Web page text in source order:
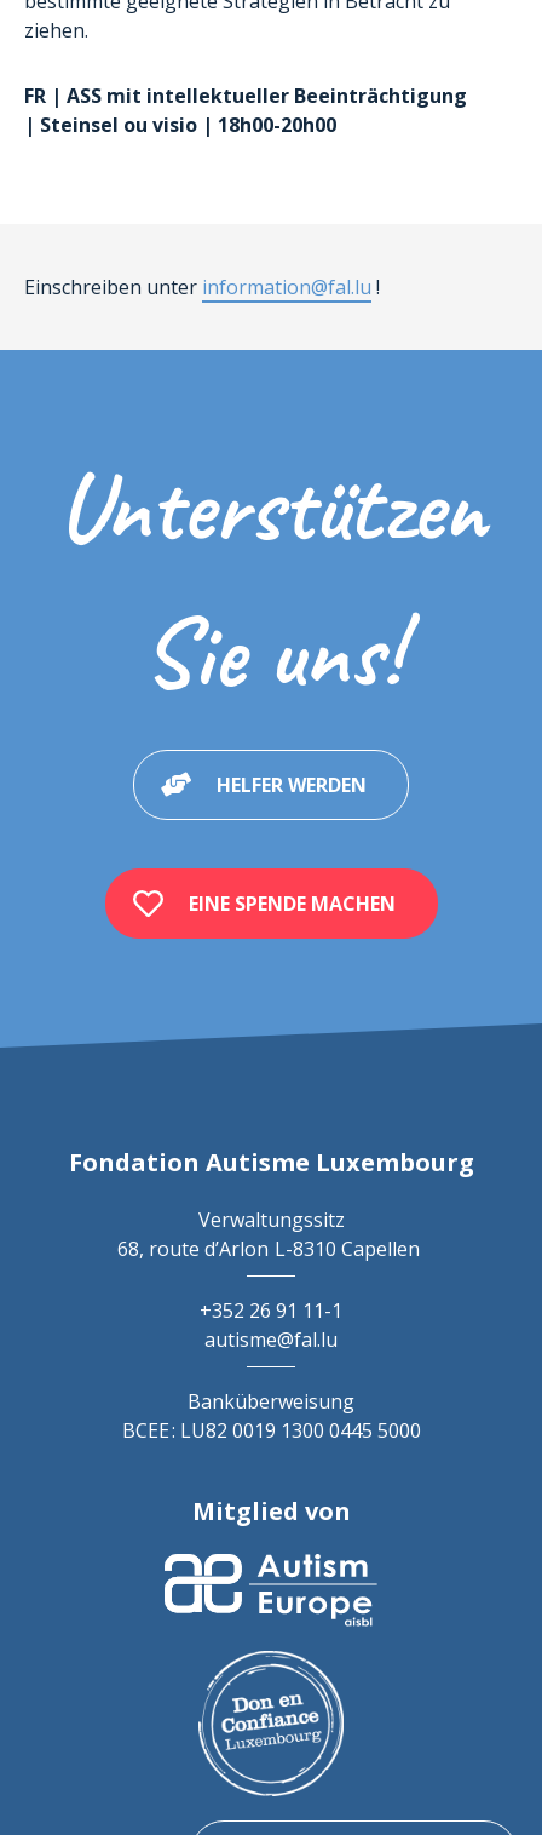
ziehen.
FR | ASS mit intellektueller Beeinträchtigung
| Steinsel ou visio | 18h00-20h00
Einschreiben unter information@fal.lu !
Unterstützen
Sie uns!
HELFER WERDEN
EINE SPENDE MACHEN
Fondation Autisme Luxembourg
Verwaltungssitz
68, route d’Arlon L-8310 Capellen
+352 26 91 11-1
autisme@fal.lu
Banküberweisung
BCEE : LU82 0019 1300 0445 5000
Mitglied von